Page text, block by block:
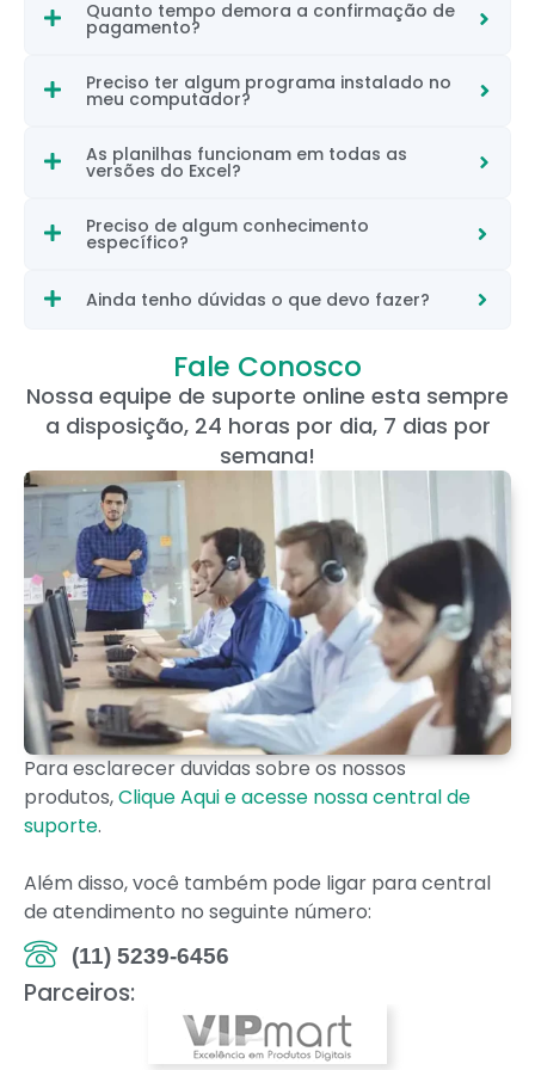
Quanto tempo demora a confirmação de
pagamento?
Preciso ter algum programa instalado no
meu computador?
As planilhas funcionam em todas as
versões do Excel?
Preciso de algum conhecimento
específico?
Ainda tenho dúvidas o que devo fazer?
Fale Conosco
Nossa equipe de suporte online esta sempre
a disposição, 24 horas por dia, 7 dias por
semana!
Para esclarecer duvidas sobre os nossos
produtos,Clique Aqui e acesse nossa central de
suporte.
Além disso, você também pode ligar para central
de atendimento no seguinte número:
(11) 5239-6456
Parceiros: